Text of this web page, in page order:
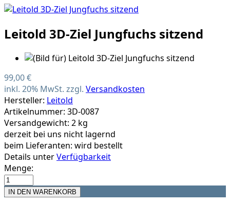
Leitold 3D-Ziel Jungfuchs sitzend
99,00 €
inkl. 20% MwSt. zzgl. Versandkosten
Hersteller: Leitold
Artikelnummer: 3D-0087
Versandgewicht: 2 kg
derzeit bei uns nicht lagernd
beim Lieferanten: wird bestellt
Details unterVerfügbarkeit
Menge: